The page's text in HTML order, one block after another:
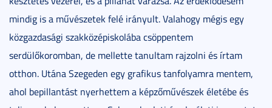
mindig is a művészetek felé irányult. Valahogy mégis egy
közgazdasági szakközépiskolába csöppentem
serdülőkoromban, de mellette tanultam rajzolni és írtam
otthon. Utána Szegeden egy grafikus tanfolyamra mentem,
ahol bepillantást nyerhettem a képzőművészek életébe és